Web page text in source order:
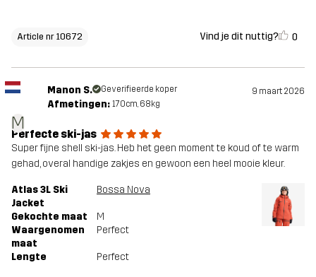
Article nr 10672 Vind je dit nuttig? 0
M
Manon S. Geverifieerde koper 9 maart 2026
Afmetingen: 170cm, 68kg
Perfecte ski-jas
Super fijne shell ski-jas. Heb het geen moment te koud of te warm
gehad, overal handige zakjes en gewoon een heel mooie kleur.
Atlas 3L Ski
Jacket
Bossa Nova
Gekochte maat
M
Waargenomen
maat
Perfect
Lengte Perfect